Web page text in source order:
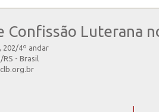
Confissão Luterana
202/4º andar
- Brasil